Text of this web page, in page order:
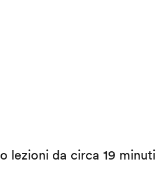
lezioni da circa 19 minuti